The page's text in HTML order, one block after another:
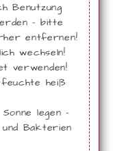
Benutzung
- bitte
entfernen!
wechseln!
verwenden!
heiß
legen -
Bakterien